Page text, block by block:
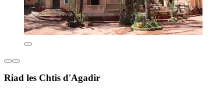
Riad les Chtis d'Agadir